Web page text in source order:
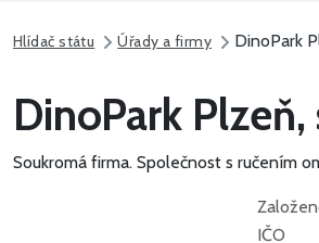
Hlídač státu Úřady a firmy DinoPark
DinoPark Plzeň,
Soukromá firma. Společnost s ručením
IČO